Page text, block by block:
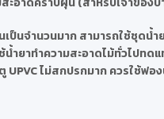
ป็นจำนวนมาก สามารถใช้ชุดน้ำ
ช้น้ำยาทำความสะอาดไม้ทั่วไปทด
ไม่สกปรกมาก ควรใช้ฟอ